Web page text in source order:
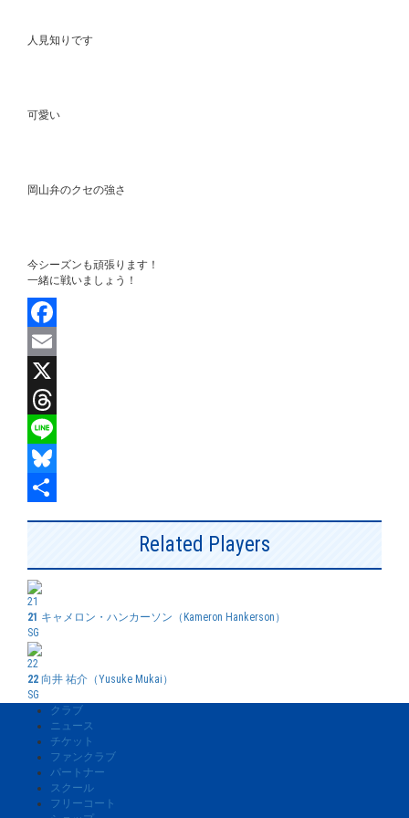
人見知りです
可愛い
岡山弁のクセの強さ
今シーズンも頑張ります！
一緒に戦いましょう！
Facebook
Email
X
Threads
Line
Bluesky
Related Players
21
21 キャメロン・ハンカーソン（Kameron Hankerson）
SG
22
22 向井 祐介（Yusuke Mukai）
SG
クラブ
ニュース
チケット
ファンクラブ
パートナー
スクール
フリーコート